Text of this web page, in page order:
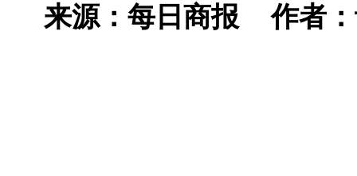
来源：每日商报作者